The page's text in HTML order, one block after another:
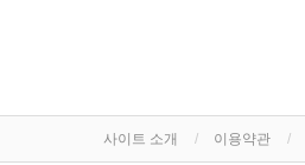
사이트 소개 이용약관